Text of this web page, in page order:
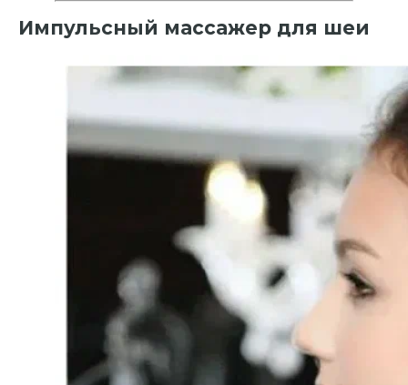
Импульсный массажер для шеи